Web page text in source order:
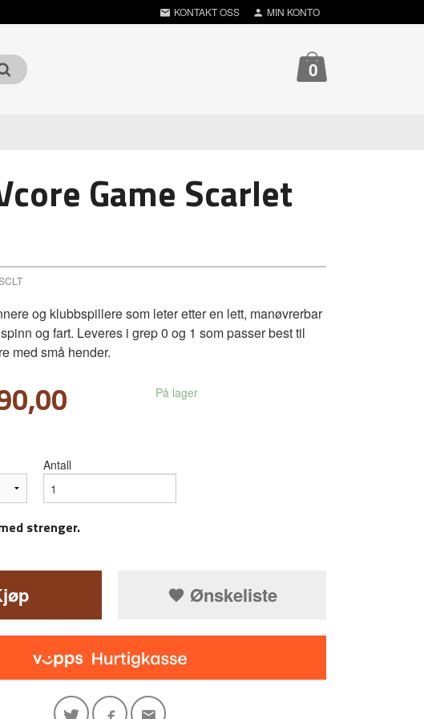
KONTAKT OSS MIN KONTO
0
Game Scarlet
og klubbspillere som leter etter en lett, manøvrerbar
og fart. Leveres i grep 0 og 1 som passer best til
med små hender.
På lager
Antall
strenger.
Ønskeliste